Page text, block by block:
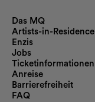
Das MQ
Artists-in-Residence
Enzis
Jobs
Ticketinformationen
Anreise
Barrierefreiheit
FAQ